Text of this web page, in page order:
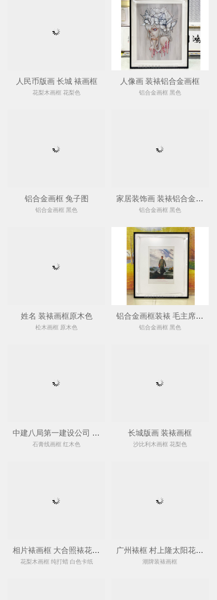
人民币版画 长城 裱画框
花梨木画框 花梨色
人像画 装裱铝合金画框
铝合金画框 黑色
铝合金画框 兔子图
铝合金画框 黑色
家居装饰画 装裱铝合金窄边画框
铝合金画框 黑色
姓名 装裱画框原木色
松木画框 原木色
铝合金画框装裱 毛主席版画
铝合金画框 黑色
中建八局第一建设公司 大合照装裱画框
石膏线画框 红木色
长城版画 装裱画框
沙比利木画框 花梨色
相片裱画框 大合照裱花梨木画框 只打蜡不喷漆
花梨木画框 纯打蜡 白色卡纸
广州裱框 村上隆太阳花 装裱实木画框
潮牌装裱画框